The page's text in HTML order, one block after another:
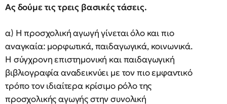
Ας δούμε τις τρεις βασικές τάσεις.
α) Η προσχολική αγωγή γίνεται όλο και πιο
αναγκαία: μορφωτικά, παιδαγωγικά, κοινωνικά.
Η σύγχρονη επιστημονική και παιδαγωγική
βιβλιογραφία αναδεικνύει με τον πιο εμφαντικό
τρόπο τον ιδιαίτερα κρίσιμο ρόλο της
προσχολικής αγωγής στην συνολική